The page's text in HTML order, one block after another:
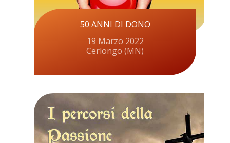
50 ANNI DI DONO
19 Marzo 2022
Cerlongo (MN)